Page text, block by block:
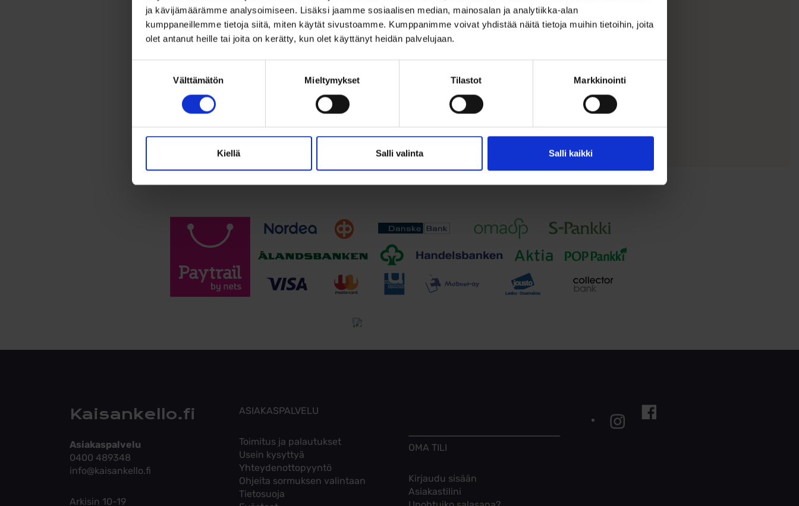
ja kävijämäärämme analysoimiseen. Lisäksi jaamme sosiaalisen median, mainosalan ja analytiikka-alan
kumppaneillemme tietoja siitä, miten käytät sivustoamme. Kumppanimme voivat yhdistää näitä tietoja muihin tietoihin, joita
olet antanut heille tai joita on kerätty, kun olet käyttänyt heidän palvelujaan.
Välttämätön Mieltymykset Tilastot Markkinointi
Kiellä Salli valinta Salli kaikki
195,00€
14K enkeliriipus keltakultaa ja rodinoidut
Lisää ostoskoriin
Lisää toivelistalle
249,00€
Alkuperäinen
hinta
249,00 €.
Nykyinen
hinta
179,00 €.
Kultainen enkeliriipus, koristeltu kolmella
Lisää ostoskoriin
Lisää toivelistalle
Toimitusehdot
Tutustu toimitusehtoihin
Kaisankello.fi
Asiakaspalvelu
0400 489348
info@kaisankello.fi
Arkisin 10-19
ASIAKASPALVELU
Toimitus ja palautukset
Usein kysyttyä
Yhteydenottopyyntö
Ohjeita sormuksen valintaan
Tietosuoja
OMA TILI
Kirjaudu sisään
Asiakastilini